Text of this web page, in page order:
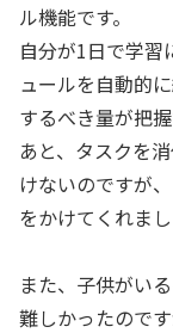
ル機能です。
自分が1日で学習
ュールを自動的
するべき量が把
あと、タスクを
けないのですが
をかけてくれまし
また、子供がい
難しかったので